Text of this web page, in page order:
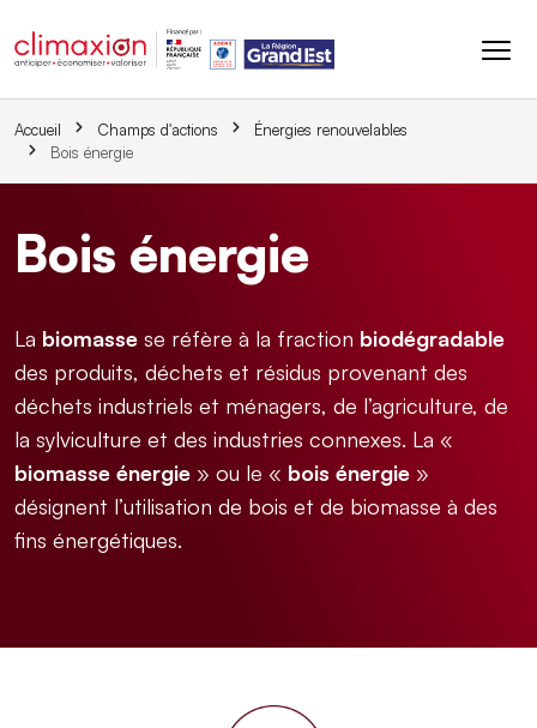
Accueil Champs d'actions
Énergies renouvelables
Bois énergie
Bois énergie
La biomasse se réfère à la fraction biodégradable
des produits, déchets et résidus provenant des
déchets industriels et ménagers, de l’agriculture, de
la sylviculture et des industries connexes. La «
biomasse énergie » ou le « bois énergie »
désignent l’utilisation de bois et de biomasse à des
fins énergétiques.